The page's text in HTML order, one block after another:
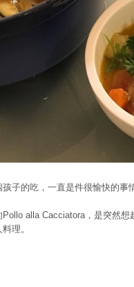
孩子的吃，一直是件很愉快的事
Pollo alla Cacciatora，是突然
理。